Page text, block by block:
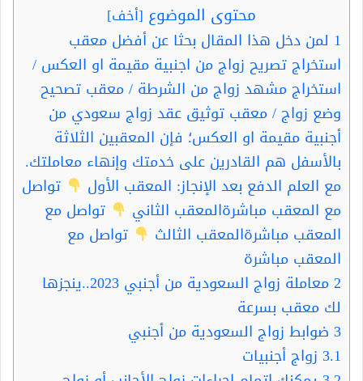
محتوى الموضوع [أخف]
1 لمن دخل هذا المقال بحثا عن أفضل معقب
استخراج تصريح زواج من اجنبية مقيمة او العكس /
استخراج مشهد زواج من الشرطة / معقب تصحيح
وضع زواج / معقب توثيق عقد زواج سعودي من
أجنبية مقيمة او العكس؛ فإن المعقبين الثلاثة
بالأسفل هم القادرين على خدمتك وإنهاء معاملتك.
مع العلم الدفع بعد الإنجاز: المعقب الأول
تواصل
مع المعقب مباشرةالمعقب الثاني
تواصل مع
المعقب مباشرةالمعقب الثالث
تواصل مع
المعقب مباشرة
2
معاملة زواج السعودية من أجنبي 2023..ينجزها
لك معقب بسرعة
3 ضوابط زواج السعودية من أجنبي
3.1 زواج أجنبيات